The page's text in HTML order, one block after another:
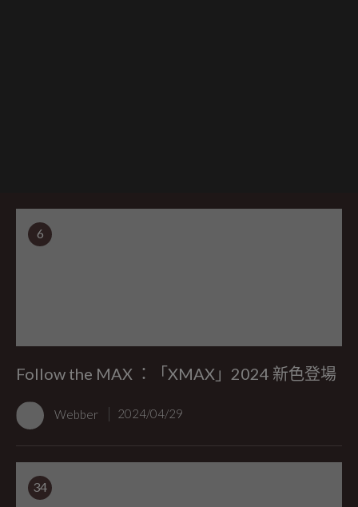
6
Follow the MAX ：「XMAX」2024 新色登場
Webber 2024/04/29
34